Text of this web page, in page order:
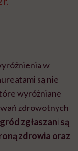
w
są nie
wyróżniane
zdrowotnych
zgłaszani są
zdrowia oraz